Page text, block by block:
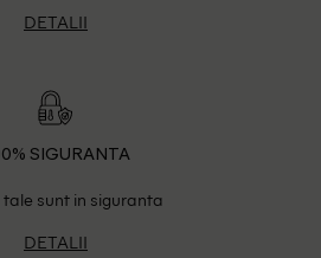
DETALII
SIGURANTA
sunt in siguranta
DETALII